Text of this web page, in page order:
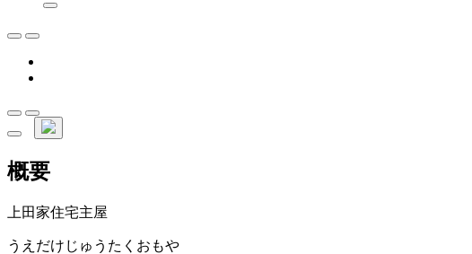
概要
上田家住宅主屋
うえだけじゅうたくおもや